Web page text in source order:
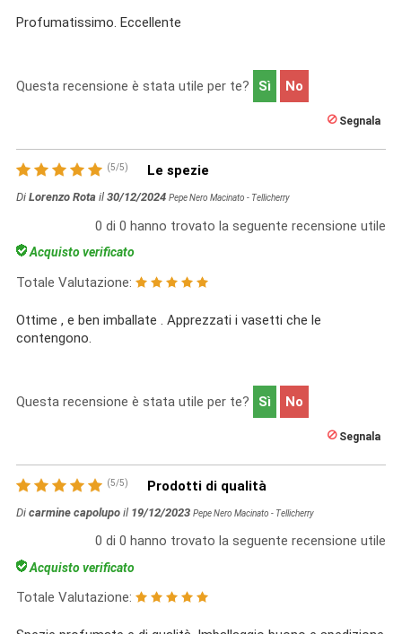
Profumatissimo. Eccellente
Questa recensione è stata utile per te? Sì No
Segnala
(5/5) Le spezie
Di Lorenzo Rota il 30/12/2024 Pepe Nero Macinato - Tellicherry
0 di 0 hanno trovato la seguente recensione utile
Acquisto verificato
Totale Valutazione:
Ottime , e ben imballate . Apprezzati i vasetti che le
contengono.
Questa recensione è stata utile per te? Sì No
Segnala
(5/5) Prodotti di qualità
Di carmine capolupo il 19/12/2023 Pepe Nero Macinato - Tellicherry
0 di 0 hanno trovato la seguente recensione utile
Acquisto verificato
Totale Valutazione: